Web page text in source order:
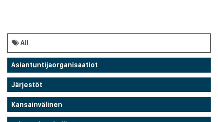
All
Asiantuntijaorganisaatiot
Järjestöt
Kansainvälinen